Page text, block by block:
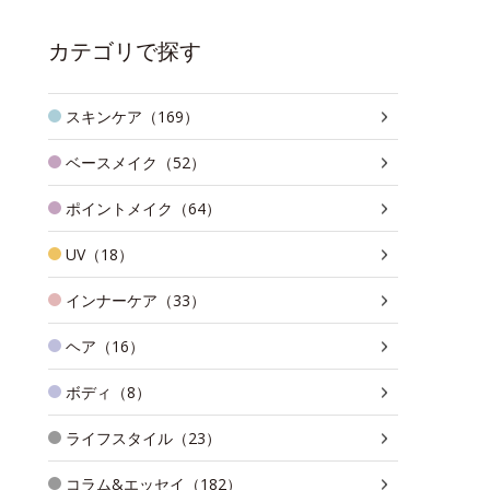
カテゴリで探す
スキンケア（169）
ベースメイク（52）
ポイントメイク（64）
UV（18）
インナーケア（33）
ヘア（16）
ボディ（8）
ライフスタイル（23）
コラム&エッセイ（182）